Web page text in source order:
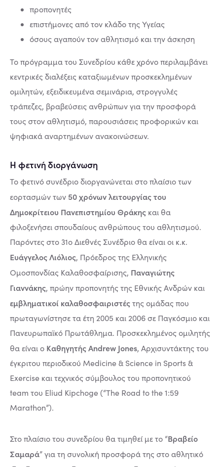
προπονητές
επιστήμονες από τον κλάδο της Υγείας
όσους αγαπούν τον αθλητισμό και την άσκηση
Το πρόγραμμα του Συνεδρίου κάθε χρόνο περιλαμβάνει
κεντρικές διαλέξεις καταξιωμένων προσκεκλημένων
ομιλητών, εξειδικευμένα σεμινάρια, στρογγυλές
τράπεζες, βραβεύσεις ανθρώπων για την προσφορά
τους στον αθλητισμό, παρουσιάσεις προφορικών και
ψηφιακά αναρτημένων ανακοινώσεων.
Η φετινή διοργάνωση
Το φετινό συνέδριο διοργανώνεται στο πλαίσιο των
εορτασμών των 50 χρόνων λειτουργίας του
Δημοκρίτειου Πανεπιστημίου Θράκης και θα
φιλοξενήσει σπουδαίους ανθρώπους του αθλητισμού.
Παρόντες στο 31ο Διεθνές Συνέδριο θα είναι οι κ.κ.
Ευάγγελος Λιόλιος, Πρόεδρος της Ελληνικής
Ομοσπονδίας Καλαθοσφαίρισης, Παναγιώτης
Γιαννάκης, πρώην προπονητής της Εθνικής Ανδρών και
εμβληματικοί καλαθοσφαιριστέςτης ομάδας που
πρωταγωνίστησε τα έτη 2005 και 2006 σε Παγκόσμιο και
Πανευρωπαϊκό Πρωτάθλημα. Προσκεκλημένος ομιλητής
θα είναι ο Καθηγητής Andrew Jones, Αρχισυντάκτης του
έγκριτου περιοδικού Medicine & Science in Sports &
Exercise και τεχνικός σύμβουλος του προπονητικού
team του Eliud Kipchoge (“The Road to the 1:59
Marathon”).
Στο πλαίσιο του συνεδρίου θα τιμηθεί με το “Βραβείο
Σαμαρά” για τη συνολική προσφορά της στο αθλητικό